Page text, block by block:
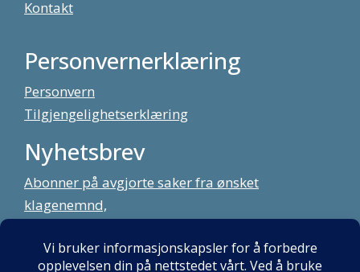
Kontakt
Personvernerklæring
Personvern
Tilgjengelighetserklæring
Nyhetsbrev
Abonner på avgjorte saker fra ønsket
klagenemnd,